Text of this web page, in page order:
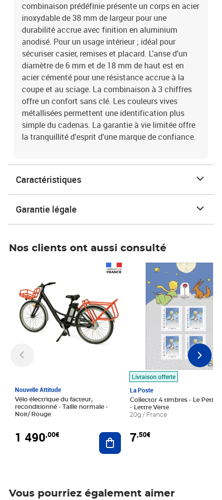
combinaison prédéfinie présente un corps en acier
inoxydable de 38 mm de largeur pour une
durabilité accrue avec finition en aluminium
anodisé. Pour un usage intérieur ; idéal pour
sécuriser casier, remises et placard. L'anse d'un
diamètre de 6 mm et de 18 mm de haut est en
acier cémenté pour une résistance accrue à la
coupe et au sciage. La combinaison à 3 chiffres
offre un confort sans clé. Les couleurs vives
métallisées permettent une identification plus
simple du cadenas. La garantie à vie limitée offre
la tranquillité d'esprit d'une marque de confiance.
Caractéristiques
Garantie légale
Nos clients ont aussi consulté
Nouvelle Attitude
Vélo électrique du facteur,
reconditionné - Taille normale -
Noir/ Rouge
1 490,00€ Ajouter au panier
Livraison offerte
La Poste
Collector 4 timbres - Le Petit
- Lettre Verte
20g / France
7,50€
Prix 7,50€
Vous pourriez également aimer